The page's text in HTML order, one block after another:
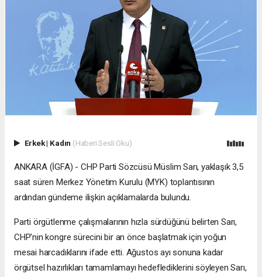
Erkek| Kadın (Haberi Sesli Oku)
ANKARA (İGFA) - CHP Parti Sözcüsü Müslim Sarı, yaklaşık 3,5
saat süren Merkez Yönetim Kurulu (MYK) toplantısının
ardından gündeme ilişkin açıklamalarda bulundu.
Parti örgütlenme çalışmalarının hızla sürdüğünü belirten Sarı,
CHP'nin kongre sürecini bir an önce başlatmak için yoğun
mesai harcadıklarını ifade etti. Ağustos ayı sonuna kadar
örgütsel hazırlıkları tamamlamayı hedeflediklerini söyleyen Sarı,